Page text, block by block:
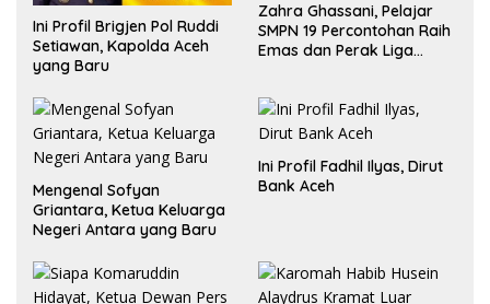
Ini Profil Brigjen Pol Ruddi
Setiawan, Kapolda Aceh
yang Baru
Zahra Ghassani, Pelajar
SMPN 19 Percontohan Raih
Emas dan Perak Liga
Mengenal Sofyan
Griantara, Ketua Keluarga
Negeri Antara yang Baru
Ini Profil Fadhil Ilyas, Dirut
Bank Aceh